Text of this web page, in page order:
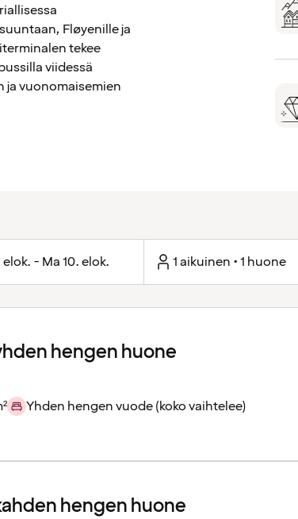
Fløyenille ja
tekee
viidessä
vuonomaisemien
elok. - Ma 10. elok. 1 aikuinen • 1 huone
hengen huone
Yhden hengen vuode (koko vaihtelee)
hengen huone